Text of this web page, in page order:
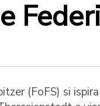
(FoFS) si